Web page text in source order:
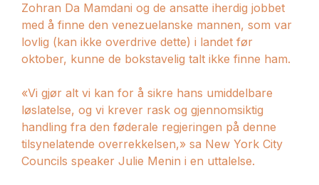
Zohran Da Mamdani og de ansatte iherdig jobbet
med å finne den venezuelanske mannen, som var
lovlig (kan ikke overdrive dette) i landet før
oktober, kunne de bokstavelig talt ikke finne ham.
«Vi gjør alt vi kan for å sikre hans umiddelbare
løslatelse, og vi krever rask og gjennomsiktig
handling fra den føderale regjeringen på denne
tilsynelatende overrekkelsen,» sa New York City
Councils speaker Julie Menin i en uttalelse.